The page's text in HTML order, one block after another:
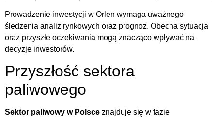
Prowadzenie inwestycji w Orlen wymaga uważnego
śledzenia analiz rynkowych oraz prognoz. Obecna sytuacja
oraz przyszłe oczekiwania mogą znacząco wpływać na
decyzje inwestorów.
Przyszłość sektora
paliwowego
Sektor paliwowy w Polsce znajduje się w fazie